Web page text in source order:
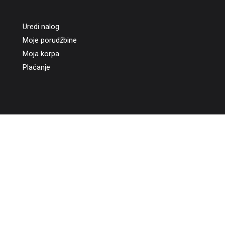
Uredi nalog
Moje porudžbine
Moja korpa
Plaćanje